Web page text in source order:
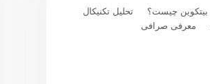
بیتکوین چیست؟
تحلیل تکنیکال
معرفی صرافی